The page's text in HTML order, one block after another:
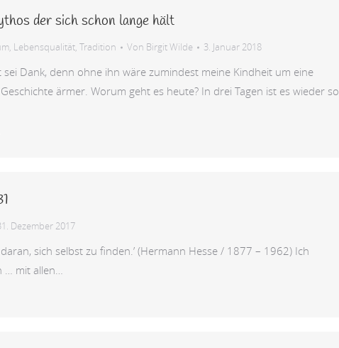
der sich schon lange hält
, Lebensqualität, Tradition Von Birgit Wilde 3. Januar 2018
Dank, denn ohne ihn wäre zumindest meine Kindheit um eine
ärmer. Worum geht es heute? In drei Tagen ist es wieder so
Dezember 2017
daran, sich selbst zu finden.’ (Hermann Hesse / 1877 – 1962) Ich
… mit allen…